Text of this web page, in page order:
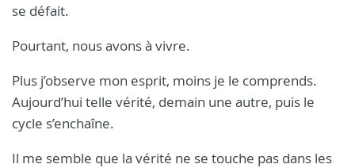
se défait.
Pourtant, nous avons à vivre.
Plus j’observe mon esprit, moins je le comprends.
Aujourd’hui telle vérité, demain une autre, puis le
cycle s’enchaîne.
Il me semble que la vérité ne se touche pas dans les